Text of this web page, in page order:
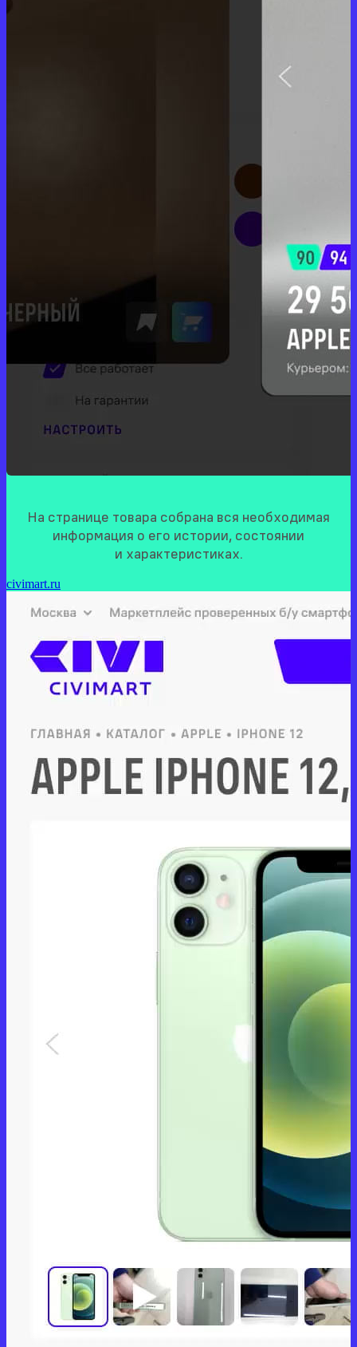
На странице товара собрана вся необходимая
информация о его истории, состоянии
и характеристиках.
civimart.ru